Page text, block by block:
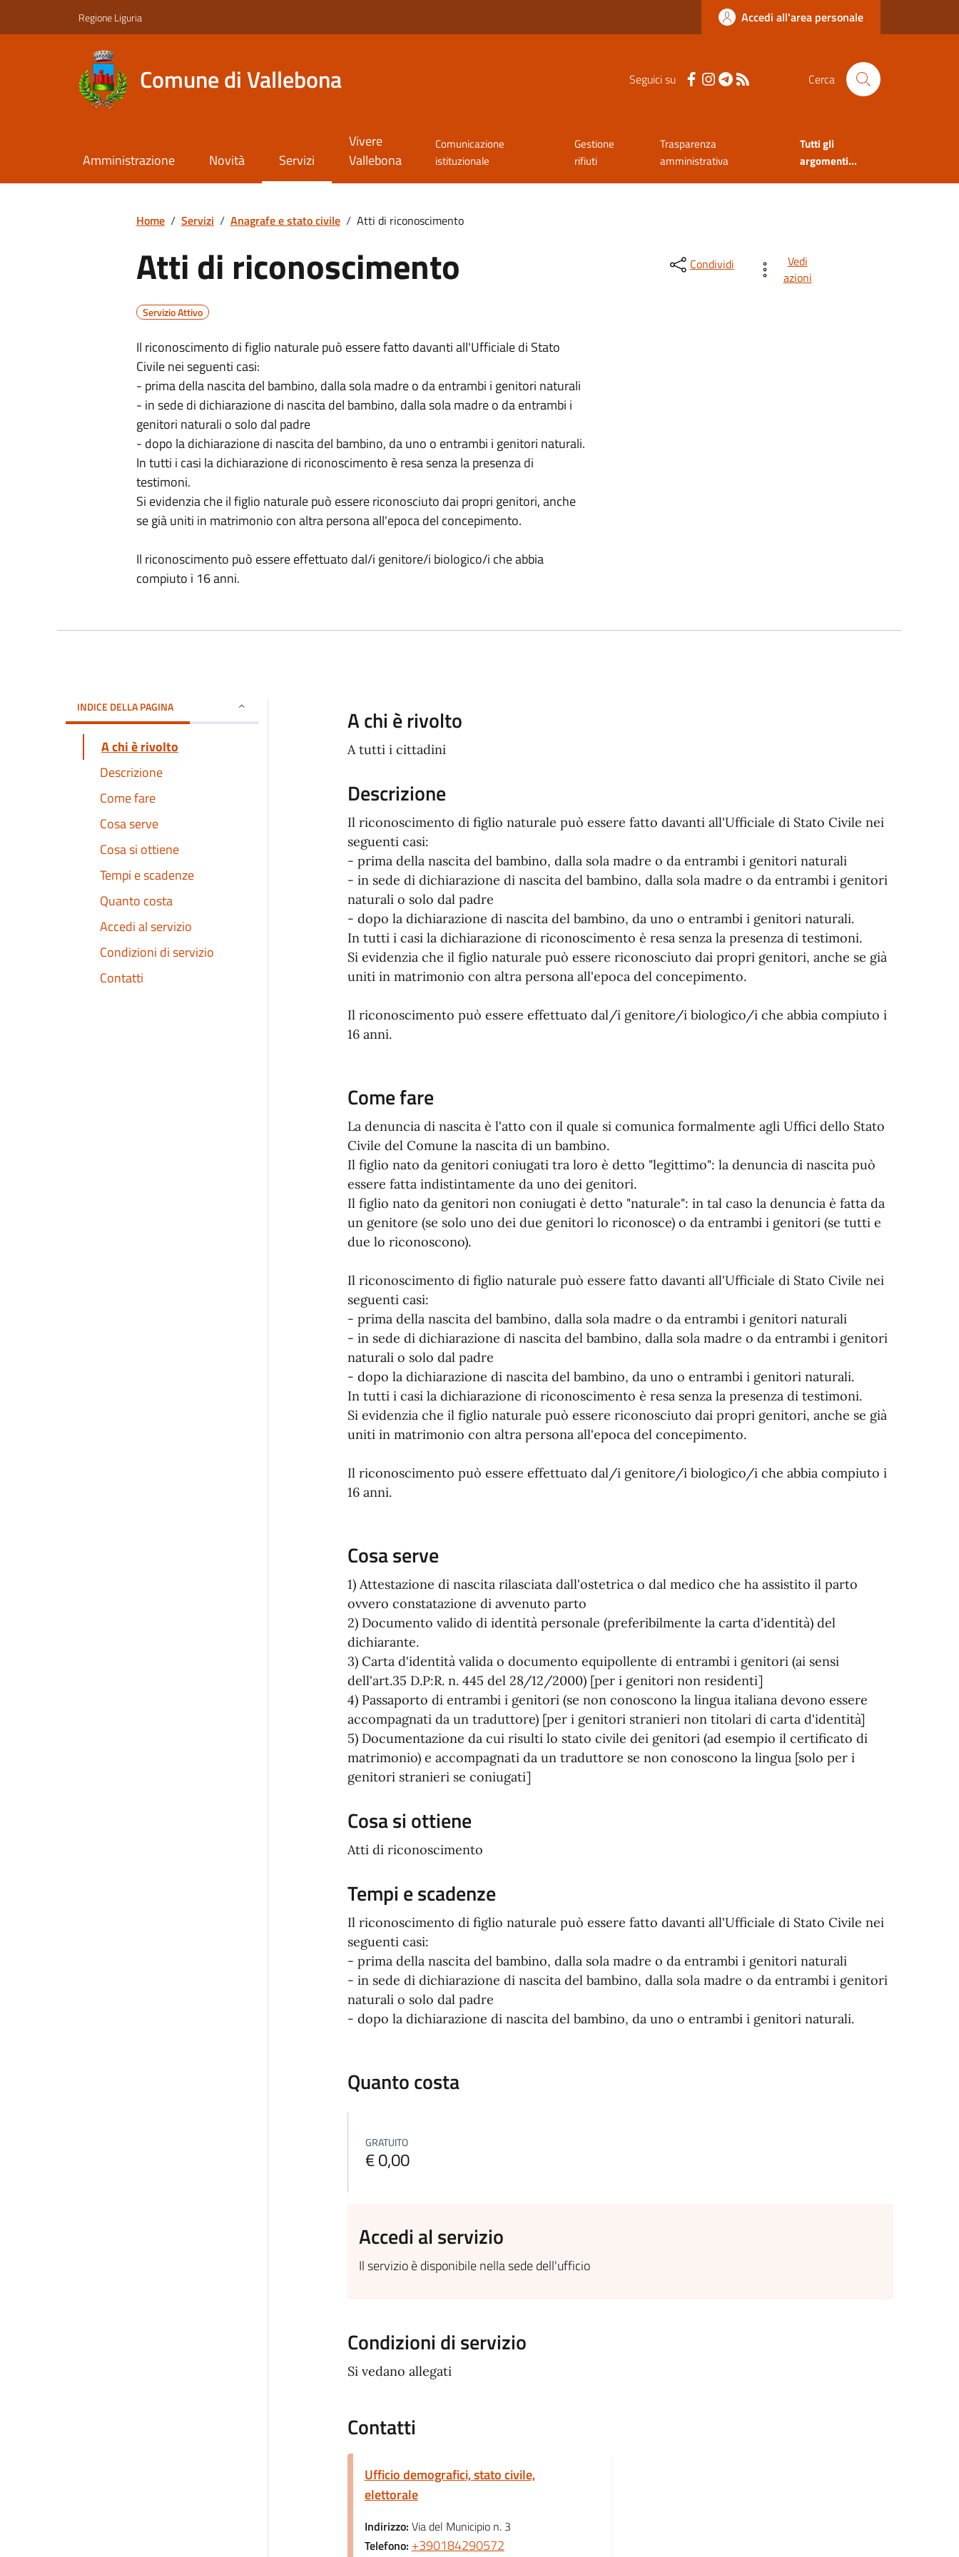
Regione Liguria Accedi all'area personale
Comune di Vallebona Seguici su Cerca
Amministrazione Novità Servizi
Vivere
Vallebona
Comunicazione
istituzionale
Gestione
rifiuti
Trasparenza
amministrativa
Tutti gli
argomenti...
Home / Servizi / Anagrafe e stato civile / Atti di riconoscimento
Atti di riconoscimento
Servizio Attivo
Il riconoscimento di figlio naturale può essere fatto davanti all'Ufficiale di Stato
Civile nei seguenti casi:
- prima della nascita del bambino, dalla sola madre o da entrambi i genitori naturali
- in sede di dichiarazione di nascita del bambino, dalla sola madre o da entrambi i
genitori naturali o solo dal padre
- dopo la dichiarazione di nascita del bambino, da uno o entrambi i genitori naturali.
In tutti i casi la dichiarazione di riconoscimento è resa senza la presenza di
testimoni.
Si evidenzia che il figlio naturale può essere riconosciuto dai propri genitori, anche
se già uniti in matrimonio con altra persona all'epoca del concepimento.
Il riconoscimento può essere effettuato dal/i genitore/i biologico/i che abbia
compiuto i 16 anni.
Condividi
Vedi
azioni
INDICE DELLA PAGINA
A chi è rivolto
Descrizione
Come fare
Cosa serve
Cosa si ottiene
Tempi e scadenze
Quanto costa
Accedi al servizio
Condizioni di servizio
Contatti
A chi è rivolto
A tutti i cittadini
Descrizione
Il riconoscimento di figlio naturale può essere fatto davanti all'Ufficiale di Stato Civile nei
seguenti casi:
- prima della nascita del bambino, dalla sola madre o da entrambi i genitori naturali
- in sede di dichiarazione di nascita del bambino, dalla sola madre o da entrambi i genitori
naturali o solo dal padre
- dopo la dichiarazione di nascita del bambino, da uno o entrambi i genitori naturali.
In tutti i casi la dichiarazione di riconoscimento è resa senza la presenza di testimoni.
Si evidenzia che il figlio naturale può essere riconosciuto dai propri genitori, anche se già
uniti in matrimonio con altra persona all'epoca del concepimento.
Il riconoscimento può essere effettuato dal/i genitore/i biologico/i che abbia compiuto i
16 anni.
Come fare
La denuncia di nascita è l'atto con il quale si comunica formalmente agli Uffici dello Stato
Civile del Comune la nascita di un bambino.
Il figlio nato da genitori coniugati tra loro è detto "legittimo": la denuncia di nascita può
essere fatta indistintamente da uno dei genitori.
Il figlio nato da genitori non coniugati è detto "naturale": in tal caso la denuncia è fatta da
un genitore (se solo uno dei due genitori lo riconosce) o da entrambi i genitori (se tutti e
due lo riconoscono).
Il riconoscimento di figlio naturale può essere fatto davanti all'Ufficiale di Stato Civile nei
seguenti casi:
- prima della nascita del bambino, dalla sola madre o da entrambi i genitori naturali
- in sede di dichiarazione di nascita del bambino, dalla sola madre o da entrambi i genitori
naturali o solo dal padre
- dopo la dichiarazione di nascita del bambino, da uno o entrambi i genitori naturali.
In tutti i casi la dichiarazione di riconoscimento è resa senza la presenza di testimoni.
Si evidenzia che il figlio naturale può essere riconosciuto dai propri genitori, anche se già
uniti in matrimonio con altra persona all'epoca del concepimento.
Il riconoscimento può essere effettuato dal/i genitore/i biologico/i che abbia compiuto i
16 anni.
Cosa serve
1) Attestazione di nascita rilasciata dall'ostetrica o dal medico che ha assistito il parto
ovvero constatazione di avvenuto parto
2) Documento valido di identità personale (preferibilmente la carta d'identità) del
dichiarante.
3) Carta d'identità valida o documento equipollente di entrambi i genitori (ai sensi
dell'art.35 D.P:R. n. 445 del 28/12/2000) [per i genitori non residenti]
4) Passaporto di entrambi i genitori (se non conoscono la lingua italiana devono essere
accompagnati da un traduttore) [per i genitori stranieri non titolari di carta d'identità]
5) Documentazione da cui risulti lo stato civile dei genitori (ad esempio il certificato di
matrimonio) e accompagnati da un traduttore se non conoscono la lingua [solo per i
genitori stranieri se coniugati]
Cosa si ottiene
Atti di riconoscimento
Tempi e scadenze
Il riconoscimento di figlio naturale può essere fatto davanti all'Ufficiale di Stato Civile nei
seguenti casi:
- prima della nascita del bambino, dalla sola madre o da entrambi i genitori naturali
- in sede di dichiarazione di nascita del bambino, dalla sola madre o da entrambi i genitori
naturali o solo dal padre
- dopo la dichiarazione di nascita del bambino, da uno o entrambi i genitori naturali.
Quanto costa
GRATUITO
€ 0,00
Accedi al servizio
Il servizio è disponibile nella sede dell'ufficio
Condizioni di servizio
Si vedano allegati
Contatti
Ufficio demografici, stato civile,
elettorale
Indirizzo: Via del Municipio n. 3
Telefono: +390184290572